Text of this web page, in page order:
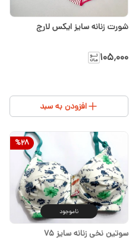
شورت زنانه سایز ایکس لارج
۱۰۵٬۰۰۰
افزودن به سبد
%28
ناموجود
سوتین نخی زنانه سایز ۷۵